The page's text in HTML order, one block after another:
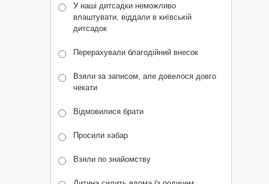
У наші дитсадки неможливо
влаштувати, віддали в київській
дитсадок
Перерахували благодійний внесок
Взяли за записом, але довелося довго
чекати
Відмовилися брати
Просили хабар
Взяли по знайомству